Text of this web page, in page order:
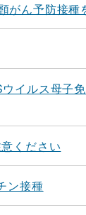
がん予防接種
イルス母子
ください
ン接種